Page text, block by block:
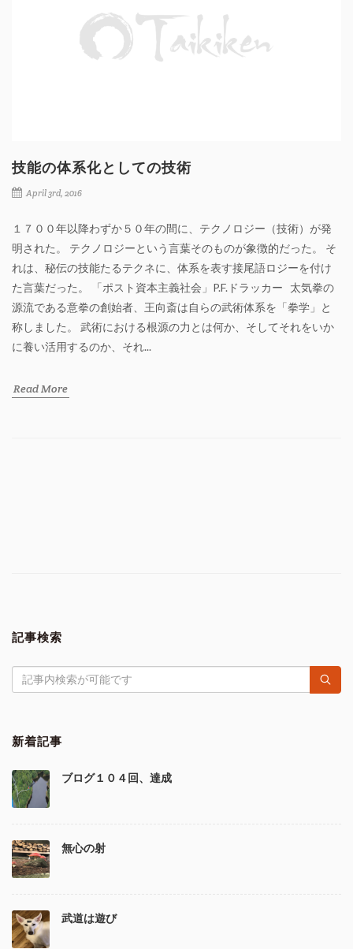
技能の体系化としての技術
April 3rd, 2016
１７００年以降わずか５０年の間に、テクノロジー（技術）が発
明された。 テクノロジーという言葉そのものが象徴的だった。 そ
れは、秘伝の技能たるテクネに、体系を表す接尾語ロジーを付け
た言葉だった。 「ポスト資本主義社会」P.F.ドラッカー 太気拳の
源流である意拳の創始者、王向斎は自らの武術体系を「拳学」と
称しました。 武術における根源の力とは何か、そしてそれをいか
に養い活用するのか、それ...
Read More
記事検索
新着記事
ブログ１０４回、達成
無心の射
武道は遊び